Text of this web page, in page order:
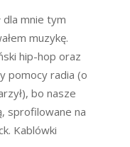
dla mnie tym
muzykę.
hip-hop oraz
pomocy radia (o
bo nasze
sprofilowane na
Kablówki